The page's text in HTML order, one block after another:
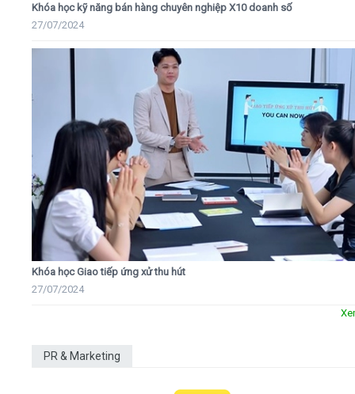
Khóa học kỹ năng bán hàng chuyên nghiệp X10 doanh số
27/07/2024
Khóa học Giao tiếp ứng xử thu hút
27/07/2024
PR & Marketing